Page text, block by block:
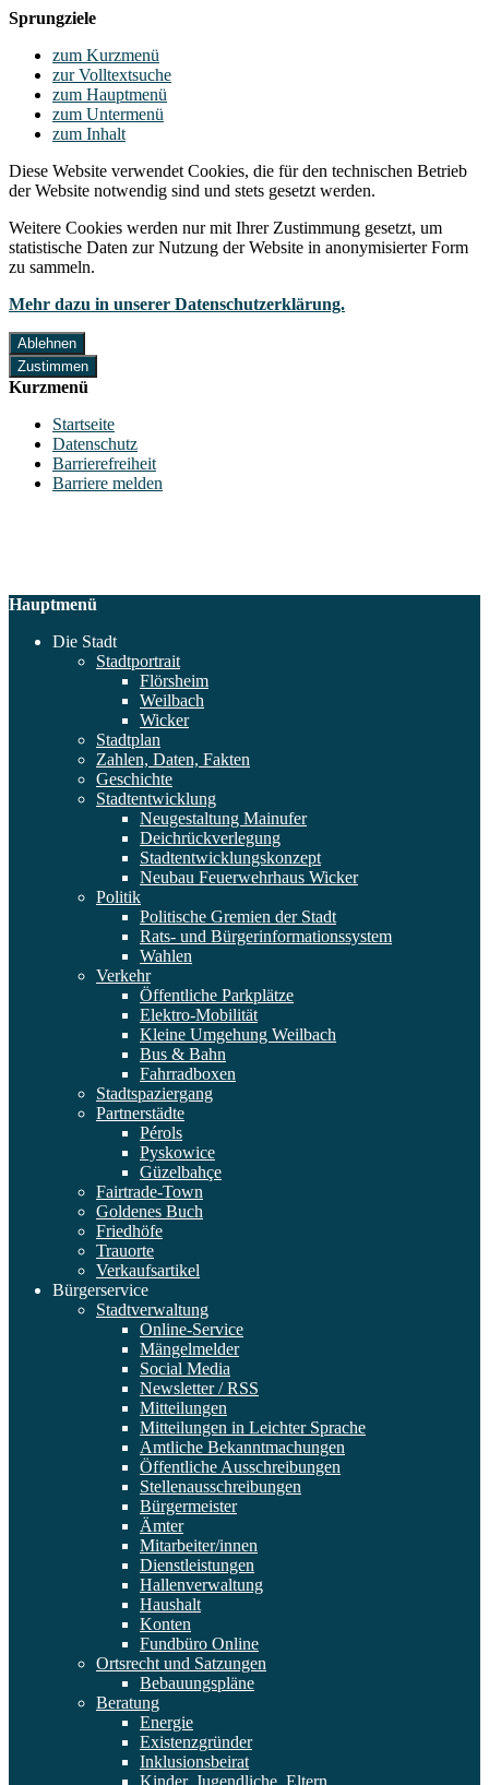
Sprungziele
zum Kurzmenü
zur Volltextsuche
zum Hauptmenü
zum Untermenü
zum Inhalt
Diese Website verwendet Cookies, die für den technischen Betrieb
der Website notwendig sind und stets gesetzt werden.
Weitere Cookies werden nur mit Ihrer Zustimmung gesetzt, um
statistische Daten zur Nutzung der Website in anonymisierter Form
zu sammeln.
Mehr dazu in unserer Datenschutzerklärung.
Ablehnen
Zustimmen
Kurzmenü
Startseite
Datenschutz
Barrierefreiheit
Barriere melden
Hauptmenü
Die Stadt
Stadtportrait
Flörsheim
Weilbach
Wicker
Stadtplan
Zahlen, Daten, Fakten
Geschichte
Stadtentwicklung
Neugestaltung Mainufer
Deichrückverlegung
Stadtentwicklungskonzept
Neubau Feuerwehrhaus Wicker
Politik
Politische Gremien der Stadt
Rats- und Bürgerinformationssystem
Wahlen
Verkehr
Öffentliche Parkplätze
Elektro-Mobilität
Kleine Umgehung Weilbach
Bus & Bahn
Fahrradboxen
Stadtspaziergang
Partnerstädte
Pérols
Pyskowice
Güzelbahçe
Fairtrade-Town
Goldenes Buch
Friedhöfe
Trauorte
Verkaufsartikel
Bürgerservice
Stadtverwaltung
Online-Service
Mängelmelder
Social Media
Newsletter / RSS
Mitteilungen
Mitteilungen in Leichter Sprache
Amtliche Bekanntmachungen
Öffentliche Ausschreibungen
Stellenausschreibungen
Bürgermeister
Ämter
Mitarbeiter/innen
Dienstleistungen
Hallenverwaltung
Haushalt
Konten
Fundbüro Online
Ortsrecht und Satzungen
Bebauungspläne
Beratung
Energie
Existenzgründer
Inklusionsbeirat
Kinder, Jugendliche, Eltern